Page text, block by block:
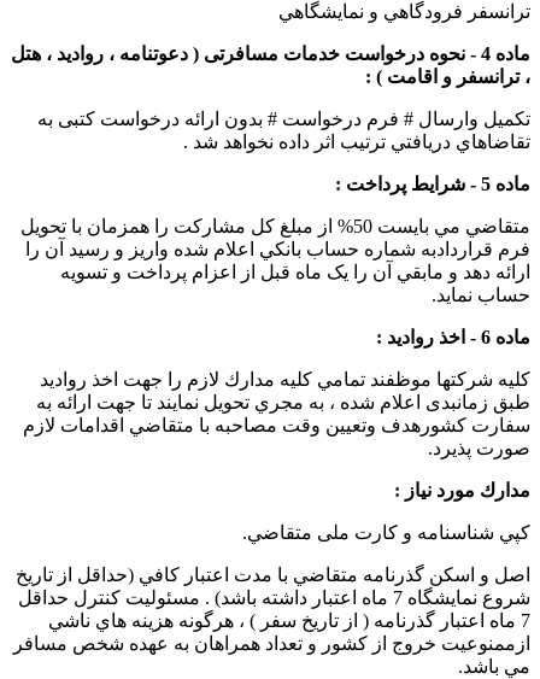
ترانسفر فرودگاهي و نمايشگاهي
ماده 4 - نحوه درخواست خدمات مسافرتی ( دعوتنامه ، رواديد ، هتل
، ترانسفر و اقامت ) :
تکميل وارسال # فرم درخواست # بدون ارائه درخواست کتبی به
تقاضاهاي دريافتي ترتيب اثر داده نخواهد شد .
ماده 5 - شرايط پرداخت :
متقاضي مي بايست 50% از مبلغ كل مشارکت را همزمان با تحويل
فرم قراردادبه شماره حساب بانكي اعلام شده واريز و رسيد آن را
ارائه دهد و مابقي آن را يک ماه قبل از اعزام پرداخت و تسويه
حساب نمايد.
ماده 6 - اخذ رواديد :
کلیه شرکتها موظفند تمامي کلیه مدارك لازم را جهت اخذ رواديد
طبق زمانبدی اعلام شده ، به مجري تحويل نمايند تا جهت ارائه به
سفارت كشورهدف وتعيين وقت مصاحبه با متقاضي اقدامات لازم
صورت پذيرد.
مدارك مورد نياز :
کپي شناسنامه و کارت ملی متقاضي.
اصل و اسکن گذرنامه متقاضي با مدت اعتبار كافي (حداقل از تاريخ
شروع نمايشگاه 7 ماه اعتبار داشته باشد) . مسئوليت كنترل حداقل
7 ماه اعتبار گذرنامه ( از تاريخ سفر ) ، هرگونه هزينه هاي ناشي
ازممنوعيت خروج از كشور و تعداد همراهان به عهده شخص مسافر
مي باشد.